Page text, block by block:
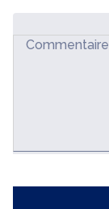
Commentaire